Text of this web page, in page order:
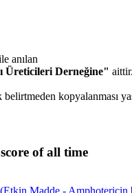
anılan
Üreticileri Derneğine" aittir.
kopyalanması
of all time